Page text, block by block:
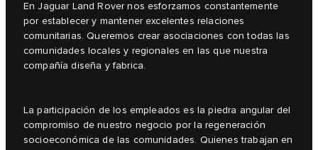
En Jaguar Land Rover nos esforzamos constantemente
por establecer y mantener excelentes relaciones
comunitarias. Queremos crear asociaciones con todas las
comunidades locales y regionales en las que nuestra
compañía diseña y fabrica.
La participación de los empleados es la piedra angular del
compromiso de nuestro negocio por la regeneración
socioeconómica de las comunidades. Quienes trabajan en